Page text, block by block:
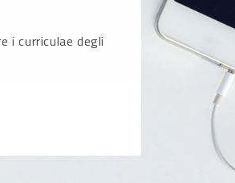
i curriculae degli